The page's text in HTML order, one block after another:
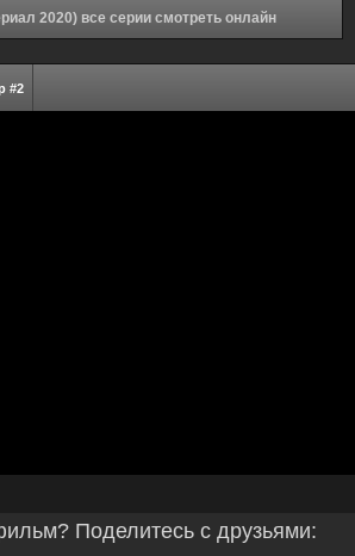
2020) все серии смотреть онлайн
#2
Поделитесь с друзьями: